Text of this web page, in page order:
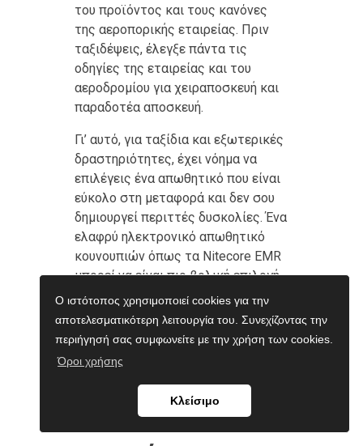
Ο ιστότοπος χρησιμοποιεί cookies για την
αποτελεσματικότερη λειτουργία του. Συνεχίζοντας την
περιήγησή σας συμφωνείτε με την χρήση των cookies.
Όροι χρήσης
Κλείσιμο
του προϊόντος και τους κανόνες
της αεροπορικής εταιρείας. Πριν
ταξιδέψεις, έλεγξε πάντα τις
οδηγίες της εταιρείας και του
αεροδρομίου για χειραποσκευή και
παραδοτέα αποσκευή.
Γι’ αυτό, για ταξίδια και εξωτερικές
δραστηριότητες, έχει νόημα να
επιλέγεις ένα απωθητικό που είναι
εύκολο στη μεταφορά και δεν σου
δημιουργεί περιττές δυσκολίες. Ένα
ελαφρύ ηλεκτρονικό απωθητικό
κουνουπιών όπως τα Nitecore EMR
μπορεί να είναι πιο βολική επιλογή
σε σχέση με σπείρες, καύσιμα ή
μεγάλα spray, αρκεί να μεταφέρεται
σύμφωνα με τις οδηγίες του
κατασκευαστή και τους κανόνες
που ισχύουν για τη διαδρομή σου.
Πώς να στήσεις